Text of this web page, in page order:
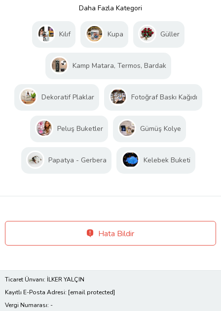
Daha Fazla Kategori
Kılıf Kupa Güller
Kamp Matara, Termos, Bardak
Dekoratif Plaklar Fotoğraf Baskı Kağıdı
Peluş Buketler Gümüş Kolye
Papatya - Gerbera Kelebek Buketi
Hata Bildir
Ticaret Ünvanı: İLKER YALÇIN
Kayıtlı E-Posta Adresi: [email protected]
Vergi Numarası: -